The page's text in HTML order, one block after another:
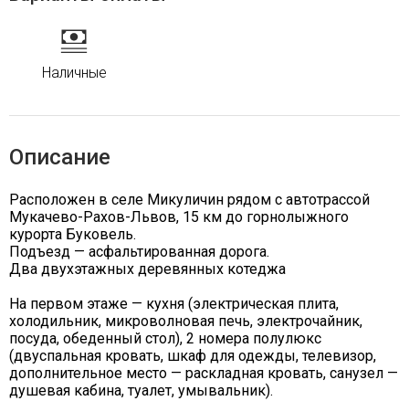
Наличные
Описание
Расположен в селе Микуличин рядом с автотрассой
Мукачево-Рахов-Львов, 15 км до горнолыжного
курорта Буковель.
Подъезд — асфальтированная дорога.
Два двухэтажных деревянных котеджа
На первом этаже — кухня (электрическая плита,
холодильник, микроволновая печь, электрочайник,
посуда, обеденный стол), 2 номера полулюкс
(двуспальная кровать, шкаф для одежды, телевизор,
дополнительное место — раскладная кровать, санузел —
душевая кабина, туалет, умывальник).